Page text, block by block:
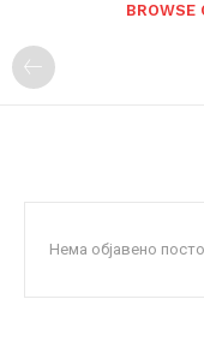
BROWSE
Нема објавено